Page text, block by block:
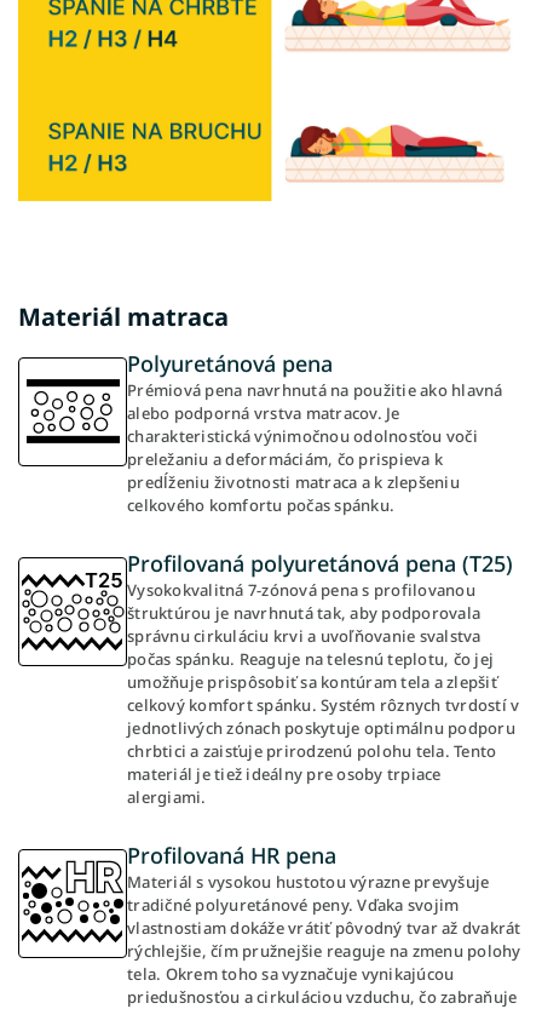
Materiál matraca
Polyuretánová pena
Prémiová pena navrhnutá na použitie ako hlavná
alebo podporná vrstva matracov. Je
charakteristická výnimočnou odolnosťou voči
preležaniu a deformáciám, čo prispieva k
predĺženiu životnosti matraca a k zlepšeniu
celkového komfortu počas spánku.
Profilovaná polyuretánová pena (T25)
Vysokokvalitná 7-zónová pena s profilovanou
štruktúrou je navrhnutá tak, aby podporovala
správnu cirkuláciu krvi a uvoľňovanie svalstva
počas spánku. Reaguje na telesnú teplotu, čo jej
umožňuje prispôsobiť sa kontúram tela a zlepšiť
celkový komfort spánku. Systém rôznych tvrdostí v
jednotlivých zónach poskytuje optimálnu podporu
chrbtici a zaisťuje prirodzenú polohu tela. Tento
materiál je tiež ideálny pre osoby trpiace
alergiami.
Profilovaná HR pena
Materiál s vysokou hustotou výrazne prevyšuje
tradičné polyuretánové peny. Vďaka svojim
vlastnostiam dokáže vrátiť pôvodný tvar až dvakrát
rýchlejšie, čím pružnejšie reaguje na zmenu polohy
tela. Okrem toho sa vyznačuje vynikajúcou
priedušnosťou a cirkuláciou vzduchu, čo zabraňuje